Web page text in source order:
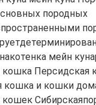
породных
мейн
Персидская
кошка и кошки